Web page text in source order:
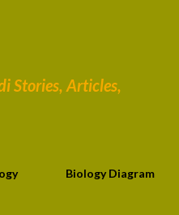
Stories, Articles,
Biology Diagram